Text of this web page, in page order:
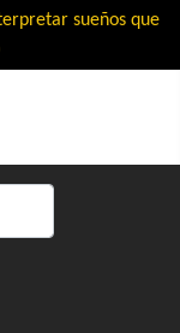
sueños que